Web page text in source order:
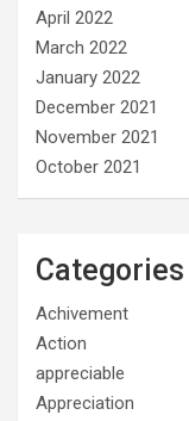
April 2022
March 2022
January 2022
December 2021
November 2021
October 2021
Categories
Achivement
Action
appreciable
Appreciation